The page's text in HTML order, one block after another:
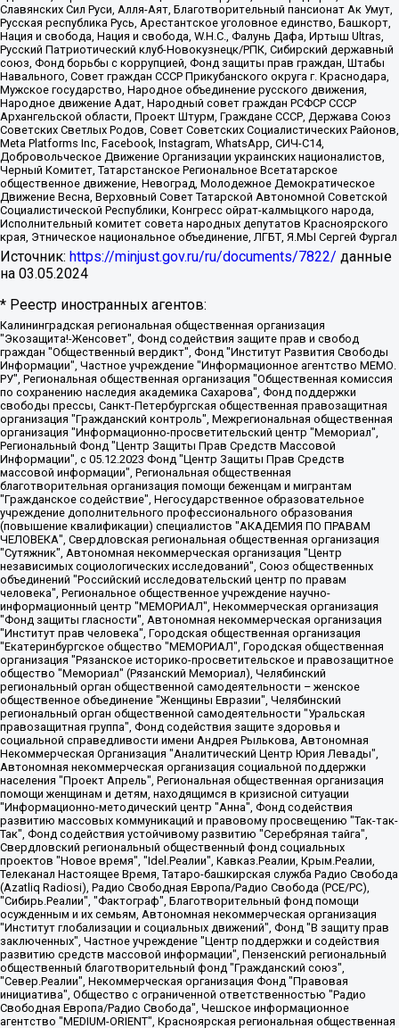
Славянских Сил Руси, Алля-Аят, Благотворительный пансионат Ак Умут,
Русская республика Русь, Арестантское уголовное единство, Башкорт,
Нация и свобода, Нация и свобода, W.H.С., Фалунь Дафа, Иртыш Ultras,
Русский Патриотический клуб-Новокузнецк/РПК, Сибирский державный
союз, Фонд борьбы с коррупцией, Фонд защиты прав граждан, Штабы
Навального, Совет граждан СССР Прикубанского округа г. Краснодара,
Мужское государство, Народное объединение русского движения,
Народное движение Адат, Народный совет граждан РСФСР СССР
Архангельской области, Проект Штурм, Граждане СССР, Держава Союз
Советских Светлых Родов, Совет Советских Социалистических Районов,
Meta Platforms Inc, Facebook, Instagram, WhatsApp, СИЧ-С14,
Добровольческое Движение Организации украинских националистов,
Черный Комитет, Татарстанское Региональное Всетатарское
общественное движение, Невоград, Молодежное Демократическое
Движение Весна, Верховный Совет Татарской Автономной Советской
Социалистической Республики, Конгресс ойрат-калмыцкого народа,
Исполнительный комитет совета народных депутатов Красноярского
края, Этническое национальное объединение, ЛГБТ, Я.МЫ Сергей Фургал
Источник: https://minjust.gov.ru/ru/documents/7822/ данные
на 03.05.2024
* Реестр иностранных агентов:
Калининградская региональная общественная организация "Экозащита!-Женсовет", Фонд содействия защите прав и свобод граждан "Общественный вердикт", Фонд "Институт Развития Свободы Информации", Частное учреждение "Информационное агентство МЕМО. РУ", Региональная общественная организация "Общественная комиссия по сохранению наследия академика Сахарова", Фонд поддержки свободы прессы, Санкт-Петербургская общественная правозащитная организация "Гражданский контроль", Межрегиональная общественная организация "Информационно-просветительский центр "Мемориал", Региональный Фонд "Центр Защиты Прав Средств Массовой Информации", с 05.12.2023 Фонд "Центр Защиты Прав Средств массовой информации", Региональная общественная благотворительная организация помощи беженцам и мигрантам "Гражданское содействие", Негосударственное образовательное учреждение дополнительного профессионального образования (повышение квалификации) специалистов "АКАДЕМИЯ ПО ПРАВАМ ЧЕЛОВЕКА", Свердловская региональная общественная организация "Сутяжник", Автономная некоммерческая организация "Центр независимых социологических исследований", Союз общественных объединений "Российский исследовательский центр по правам человека", Региональное общественное учреждение научно-информационный центр "МЕМОРИАЛ", Некоммерческая организация "Фонд защиты гласности", Автономная некоммерческая организация "Институт прав человека", Городская общественная организация "Екатеринбургское общество "МЕМОРИАЛ", Городская общественная организация "Рязанское историко-просветительское и правозащитное общество "Мемориал" (Рязанский Мемориал), Челябинский региональный орган общественной самодеятельности – женское общественное объединение "Женщины Евразии", Челябинский региональный орган общественной самодеятельности "Уральская правозащитная группа", Фонд содействия защите здоровья и социальной справедливости имени Андрея Рылькова, Автономная Некоммерческая Организация "Аналитический Центр Юрия Левады", Автономная некоммерческая организация социальной поддержки населения "Проект Апрель", Региональная общественная организация помощи женщинам и детям, находящимся в кризисной ситуации "Информационно-методический центр "Анна", Фонд содействия развитию массовых коммуникаций и правовому просвещению "Так-так-Так", Фонд содействия устойчивому развитию "Серебряная тайга", Свердловский региональный общественный фонд социальных проектов "Новое время", "Idel.Реалии", Кавказ.Реалии, Крым.Реалии, Телеканал Настоящее Время, Татаро-башкирская служба Радио Свобода (Azatliq Radiosi), Радио Свободная Европа/Радио Свобода (PCE/PC), "Сибирь.Реалии", "Фактограф", Благотворительный фонд помощи осужденным и их семьям, Автономная некоммерческая организация "Институт глобализации и социальных движений", Фонд "В защиту прав заключенных", Частное учреждение "Центр поддержки и содействия развитию средств массовой информации", Пензенский региональный общественный благотворительный фонд "Гражданский союз", "Север.Реалии", Некоммерческая организация Фонд "Правовая инициатива", Общество с ограниченной ответственностью "Радио Свободная Европа/Радио Свобода", Чешское информационное агентство "MEDIUM-ORIENT", Красноярская региональная общественная организация "Мы против СПИДа", Камалягин Денис Николаевич, Маркелов Сергей Евгеньевич, Пономарев Лев Александрович, Савицкая Людмила Алексеевна, Автономная некоммерческая организация "Центр по работе с проблемой насилия "НАСИЛИЮ.НЕТ", Межрегиональный профессиональный союз работников здравоохранения "Альянс врачей", Юридическое лицо, зарегистрированное в Латвийской Республике, SIA "Medusa Project" (регистрационный номер 40103797863, дата регистрации 10.06.2014), Некоммерческая организация "Фонд по борьбе с коррупцией", Автономная некоммерческая организация "Институт права и публичной политики", Баданин Роман Сергеевич, Гликин Максим Александрович, Железнова Мария Михайловна, Лукьянова Юлия Сергеевна, Маетная Елизавета Витальевна, Маняхин Петр Борисович, Чуракова Ольга Владимировна, Ярош Юлия Петровна, Юридическое лицо "The Insider SIA", зарегистрированное в Риге, Латвийская Республика (дата регистрации 26.06.2015), являющееся администратором доменного имени интернет-издания "The Insider SIA", https://theins.ru, Постернак Алексей Евгеньевич, Рубин Михаил Аркадьевич, Анин Роман Александрович, Юридическое лицо Istories fonds, зарегистрированное в Латвийской Республике (регистрационный номер 50008295751, дата регистрации 24.02.2020), Великовский Дмитрий Александрович, Долинина Ирина Николаевна, Мароховская Алеся Алексеевна, Шлейнов Роман Юрьевич, Шмагун Олеся Валентиновна, Общество с ограниченной ответственностью "Альтаир 2021", Общество с ограниченной ответственностью "Вега 2021", Общество с ограниченной ответственностью "Главный редактор 2021", Общество с ограниченной ответственностью "Ромашки монолит", Важенков Артем Валерьевич, Ивановская областная общественная организация "Центр гендерных исследований", Гурман Юрий Альбертович, Медиапроект "ОВД-Инфо", Егоров Владимир Владимирович, Жилинский Владимир Александрович, Общество с ограниченной ответственностью "ЗП", Иванова София Юрьевна, Карезина Инна Павловна, Кильтау Екатерина Викторовна, Петров Алексей Викторович, Пискунов Сергей Евгеньевич, Смирнов Сергей Сергеевич, Тихонов Михаил Сергеевич, Общество с ограниченной ответственностью "ЖУРНАЛИСТ-ИНОСТРАННЫЙ АГЕНТ", Арапова Галина Юрьевна, Вольтская Татьяна Анатольевна, Американская компания "Mason G.E.S. Anonymous Foundation" (США), являющаяся владельцем интернет-издания https://mnews.world/, Компания "Stichting Bellingcat", зарегистрированная в Нидерландах (дата регистрации 11.07.2018), Захаров Андрей Вячеславович, Клепиковская Екатерина Дмитриевна, Общество с ограниченной ответственностью "МЕМО", Перл Роман Александрович, Симонов Евгений Алексеевич, Соловьева Елена Анатольевна, Сотников Даниил Владимирович, Сурначева Елизавета Дмитриевна, Автономная некоммерческая организация по защите прав человека и информированию населения "Якутия – Наше Мнение", Общество с ограниченной ответственностью "Москоу диджитал медиа", с 26.01.2023 Общество с ограниченной ответственностью "Чайка Белые сады", Ветошкина Валерия Валерьевна, Заговора Максим Александрович, Межрегиональное общественное движение "Российская ЛГБТ - сеть", Оленичев Максим Владимирович, Павлов Иван Юрьевич, Скворцова Елена Сергеевна, Общество с ограниченной ответственностью "Как бы инагент", Кочетков Игорь Викторович, Общество с ограниченной ответственностью "Честные выборы", Еланчик Олег Александрович, Общество с ограниченной ответственностью "Нобелевский призыв", Гималова Регина Эмилевна, Григорьев Андрей Валерьевич, Григорьева Алина Александровна, Ассоциация по содействию защите прав призывников, альтернативнослужащих и военнослужащих "Правозащитная группа "Гражданин.Армия.Право", Хисамова Регина Фаритовна, Автономная некоммерческая организация по реализации социально-правовых программ "Лилит", Дальневосточное общественное движение "Маяк", Санкт-Петербургская ЛГБТ-инициативная группа "Выход", Инициативная группа ЛГБТ+ "Реверс", Алексеев Андрей Викторович, Бекбулатова Таисия Львовна, Беляев Иван Михайлович, Владыкина Елена Сергеевна, Гельман Марат Александрович, Никульшина Вероника Юрьевна, Толоконникова Надежда Андреевна, Шендерович Виктор Анатольевич, Общество с ограниченной ответственностью "Данное сообщение", Общество с ограниченной ответственностью Издательский дом "Новая глава", Айнбиндер Александра Александровна, Московский комьюнити-центр для ЛГБТ+инициатив, Благотворительный фонд развития филантропии, Deutsche Welle (Германия, Kurt-Schumacher-Strasse 3, 53113 Bonn), Борзунова Мария Михайловна, Воробьев Виктор Викторович, Голубева Анна Львовна, Константинова Алла Михайловна, Малкова Ирина Владимировна, Мурадов Мурад Абдулгалимович, Осетинская Елизавета Николаевна, Понасенков Евгений Николаевич, Ганапольский Матвей Юрьевич, Киселев Евгений Алексеевич, Борухович Ирина Григорьевна, Дремин Иван Тимофеевич, Дубровский Дмитрий Викторович, Красноярская региональная общественная организация поддержки и развития альтернативных образовательных технологий и межкультурных коммуникаций "ИНТЕРРА", Маяковская Екатерина Алексеевна, Фейгин Марк Захарович, Филимонов Андрей Викторович, Дзугкоева Регина Николаевна, Доброхотов Роман Александрович, Дудь Юрий Александрович, Елкин Сергей Владимирович, Кругликов Кирилл Игоревич, Сабунаева Мария Леонидовна, Семенов Алексей Владимирович, Шаинян Карен Багратович, Шульман Екатерина Михайловна, Асафьев Артур Валерьевич, Вахштайн Виктор Семенович, Венедиктов Алексей Алексеевич, Лушникова Екатерина Евгеньевна, Волков Леонид Михайлович, Невзоров Александр Глебович, Пархоменко Сергей Борисович, Сироткин Ярослав Николаевич, Кара-Мурза Владимир Владимирович, Баранова Наталья Владимировна, Гозман Леонид Яковлевич, Кагарлицкий Борис Юльевич, Климарев Михаил Валерьевич, Милов Владимир Станиславович, Автономная некоммерческая организация Краснодарский центр современного искусства "Типография", Моргенштерн Алишер Тагирович, Соболь Любовь Эдуардовна, Общество с ограниченной ответственностью "ЛИЗА НОРМ", Каспаров Гарри Кимович, Ходорковский Михаил Борисович, Общество с ограниченной ответственностью "Апрельские тезисы", Данилович Ирина Брониславовна, Кашин Олег Владимирович, Петров Николай Владимирович, Пивоваров Алексей Владимирович, Соколов Михаил Владимирович, Цветкова Юлия Владимировна, Чичваркин Евгений Александрович, Комитет против пыток/Команда против пыток, Общество с ограниченной ответственностью "Первый научный", Общество с ограниченной ответственностью "Вертолет и ко", Белоцерковская Вероника Борисовна, Кац Максим Евгеньевич, Лазарева Татьяна Юрьевна, Шаведдинов Руслан Табризович, Яшин Илья Валерьевич, Общество с ограниченной ответственностью "Иноагент ААВ", Алешковский Дмитрий Петрович, Альбац Евгения Марковна, Быков Дмитрий Львович, Галямина Юлия Евгеньевна, Лойко Сергей Леонидович, Мартынов Кирилл Константинович, Медведев Сергей Александрович, Крашенинников Федор Геннадиевич, Гордеева Катерина Вл